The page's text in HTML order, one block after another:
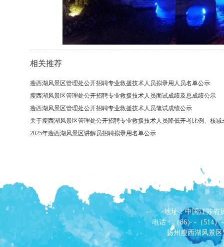
相关推荐
瘦西湖风景区管理处公开招聘专业救援技术人员拟录用人员名单公示
瘦西湖风景区管理处公开招聘专业救援技术人员面试成绩及总成绩公示
瘦西湖风景区管理处公开招聘专业救援技术人员笔试成绩公示
关于瘦西湖风景区管理处公开招聘专业救援技术人员降低开考比例、核
2025年瘦西湖风景区讲解员招聘拟录用名单公示
地址：中国江苏省
电话：（86）-（514）
扬州瘦西湖风景